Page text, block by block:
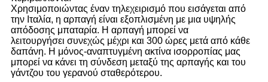
Χρησιμοποιώντας έναν τηλεχειρισμό που εισάγεται από
την Ιταλία, η αρπαγή είναι εξοπλισμένη με μια υψηλής
απόδοσης μπαταρία. Η αρπαγή μπορεί να
λειτουργήσει συνεχώς μέχρι και 300 ώρες μετά από κάθε
δαπάνη. Η μόνος-αναπτυγμένη ακτίνα ισορροπίας μας
μπορεί να κάνει τη σύνδεση μεταξύ της αρπαγής και του
γάντζου του γερανού σταθερότερου.